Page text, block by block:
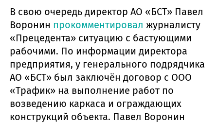
В свою очередь директор АО «БСТ» Павел
Воронин прокомментировал журналисту
«Прецедента» ситуацию с бастующими
рабочими. По информации директора
предприятия, у генерального подрядчика
АО «БСТ» был заключён договор с ООО
«Трафик» на выполнение работ по
возведению каркаса и ограждающих
конструкций объекта. Павел Воронин